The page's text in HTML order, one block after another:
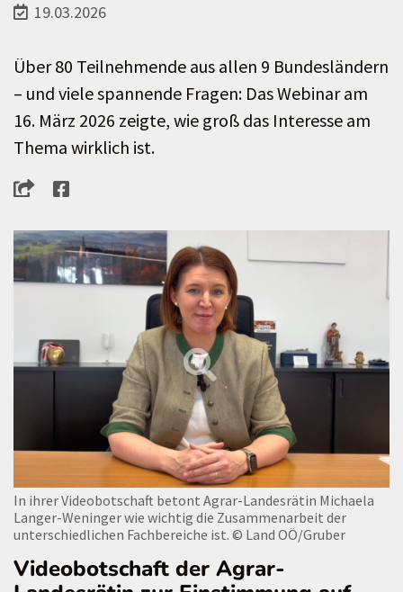
19.03.2026
Über 80 Teilnehmende aus allen 9 Bundesländern
– und viele spannende Fragen: Das Webinar am
16. März 2026 zeigte, wie groß das Interesse am
Thema wirklich ist.
In ihrer Videobotschaft betont Agrar-Landesrätin Michaela
Langer-Weninger wie wichtig die Zusammenarbeit der
unterschiedlichen Fachbereiche ist. © Land OÖ/Gruber
Videobotschaft der Agrar-